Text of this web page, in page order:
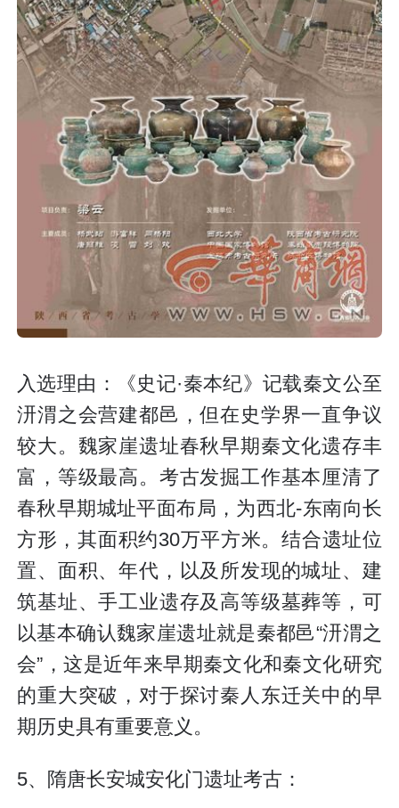
入选理由：《史记·秦本纪》记载秦文公至
汧渭之会营建都邑，但在史学界一直争议
较大。魏家崖遗址春秋早期秦文化遗存丰
富，等级最高。考古发掘工作基本厘清了
春秋早期城址平面布局，为西北-东南向长
方形，其面积约30万平方米。结合遗址位
置、面积、年代，以及所发现的城址、建
筑基址、手工业遗存及高等级墓葬等，可
以基本确认魏家崖遗址就是秦都邑“汧渭之
会”，这是近年来早期秦文化和秦文化研究
的重大突破，对于探讨秦人东迁关中的早
期历史具有重要意义。
5、隋唐长安城安化门遗址考古：